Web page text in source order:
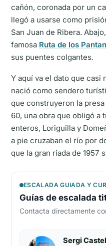
cañón, coronada por un
llegó a usarse como
San Juan de Ribera.
famosa Ruta de los
sus puentes colgantes.
Y aquí va el dato que casi
nació como sendero
que construyeron la
60, una obra que obligó a
enteros, Loriguilla y
a pie cruzaban el río por
que la gran riada de 1957
ESCALADA GUIADA Y
Guías de escalada
Contacta directamente
Sergi